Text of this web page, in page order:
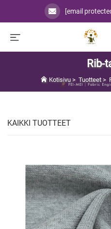
[email
Rib-
Kotisivu > Tuotteet >
KAIKKI TUOTTEET